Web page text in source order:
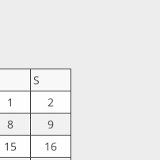
S
1
2
8
9
15
16